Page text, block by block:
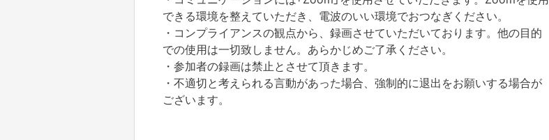
できる環境を整えていただき、電波のいい環境でおつなぎください。
・コンプライアンスの観点から、録画させていただいております。他の目的
での使用は一切致しません。あらかじめご了承ください。
・参加者の録画は禁止とさせて頂きます。
・不適切と考えられる言動があった場合、強制的に退出をお願いする場合が
ございます。